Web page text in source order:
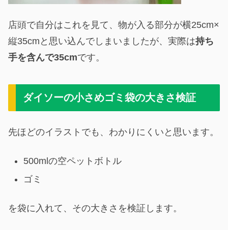
店頭で自分はこれを見て、物が入る部分が横25cm×
縦35cmと思い込んでしまいましたが、実際は持ち
手を含んで35cmです。
ダイソーの小さめゴミ袋の大きさ検証
先ほどのイラストでも、わかりにくいと思います。
500mlの空ペットボトル
ゴミ
を袋に入れて、その大きさを検証します。